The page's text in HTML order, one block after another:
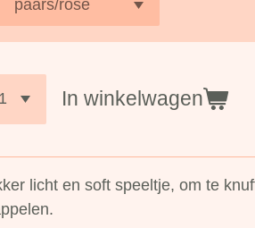
In winkelwagen
licht en soft speeltje, om te